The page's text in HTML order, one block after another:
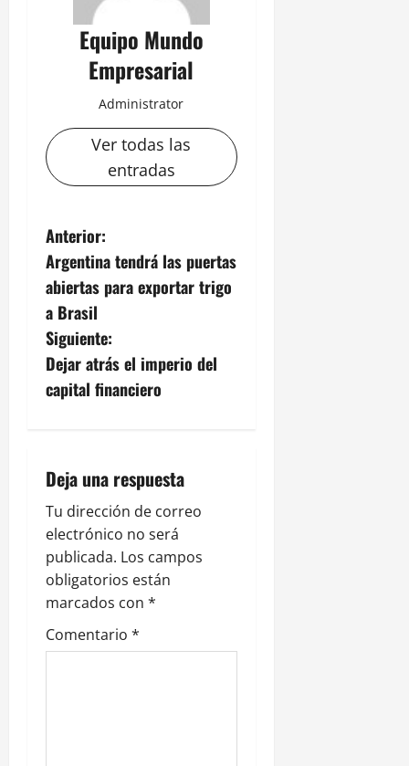
Equipo Mundo
Empresarial
Administrator
Ver todas las
entradas
N
a
v
e
g
c
i
ó
n
d
e
Anterior:
Argentina tendrá las puertas
abiertas para exportar trigo
a Brasil
Siguiente:
Dejar atrás el imperio del
capital financiero
Deja una respuesta
Tu dirección de correo
electrónico no será
publicada. Los campos
obligatorios están
marcados con *
Comentario *